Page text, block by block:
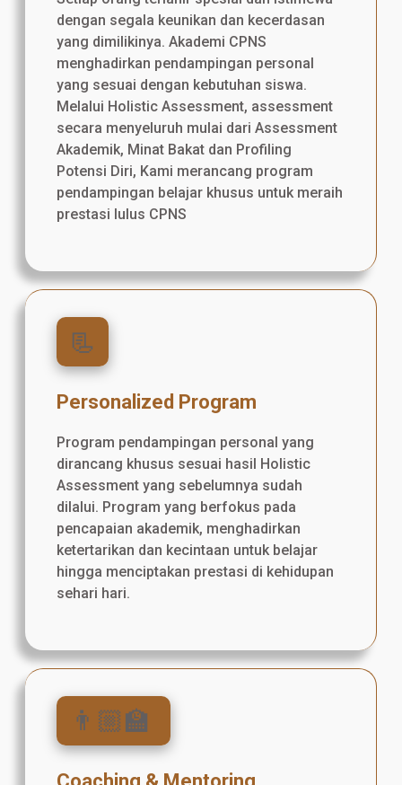
dengan segala keunikan dan kecerdasan
yang dimilikinya. Akademi CPNS
menghadirkan pendampingan personal
yang sesuai dengan kebutuhan siswa.
Melalui Holistic Assessment, assessment
secara menyeluruh mulai dari Assessment
Akademik, Minat Bakat dan Profiling
Potensi Diri, Kami merancang program
pendampingan belajar khusus untuk meraih
prestasi lulus CPNS
📃
Personalized Program
Program pendampingan personal yang
dirancang khusus sesuai hasil Holistic
Assessment yang sebelumnya sudah
dilalui. Program yang berfokus pada
pencapaian akademik, menghadirkan
ketertarikan dan kecintaan untuk belajar
hingga menciptakan prestasi di kehidupan
sehari hari.
👨🏼‍🏫